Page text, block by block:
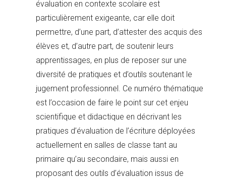
évaluation en contexte scolaire est
particulièrement exigeante, car elle doit
permettre, d’une part, d’attester des acquis des
élèves et, d’autre part, de soutenir leurs
apprentissages, en plus de reposer sur une
diversité de pratiques et d’outils soutenant le
jugement professionnel. Ce numéro thématique
est l’occasion de faire le point sur cet enjeu
scientifique et didactique en décrivant les
pratiques d’évaluation de l’écriture déployées
actuellement en salles de classe tant au
primaire qu’au secondaire, mais aussi en
proposant des outils d’évaluation issus de